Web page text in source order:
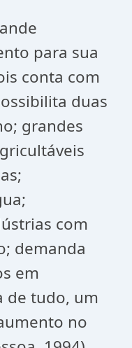
para sua
conta com
duas
grandes
com
demanda
em
de tudo, um
no